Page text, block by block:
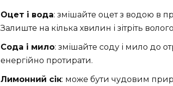
Оцет і вода: змішайте оцет з водою в
Залиште на кілька хвилин і зітріть
Сода і мило: змішайте соду і мило до
енергійно протирати.
Лимонний сік: може бути чудовим